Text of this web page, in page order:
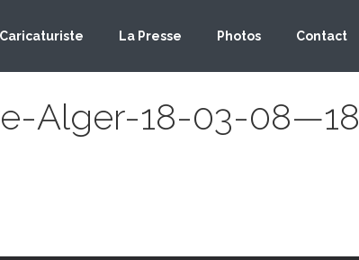
La Presse Photos Contact
Alger-18-03-08—18